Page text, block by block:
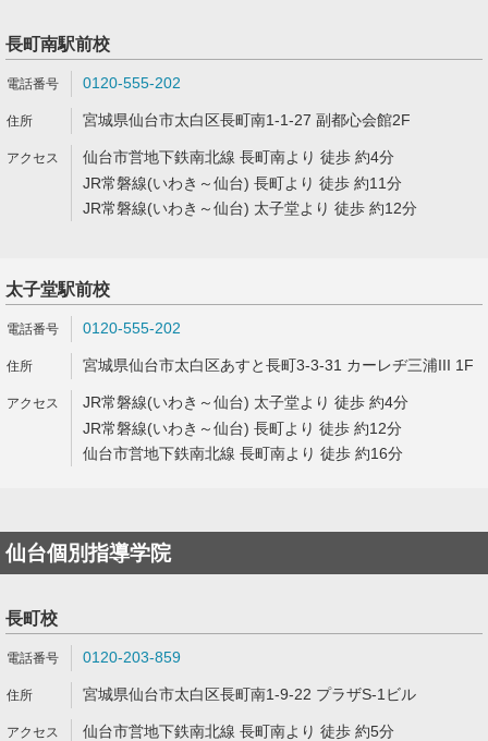
長町南駅前校
0120-555-202
宮城県仙台市太白区長町南1-1-27 副都心会館2F
仙台市営地下鉄南北線 長町南より 徒歩 約4分
JR常磐線(いわき～仙台) 長町より 徒歩 約11分
JR常磐線(いわき～仙台) 太子堂より 徒歩 約12分
太子堂駅前校
0120-555-202
宮城県仙台市太白区あすと長町3-3-31 カーレヂ三浦III 1F
JR常磐線(いわき～仙台) 太子堂より 徒歩 約4分
JR常磐線(いわき～仙台) 長町より 徒歩 約12分
仙台市営地下鉄南北線 長町南より 徒歩 約16分
仙台個別指導学院
長町校
0120-203-859
宮城県仙台市太白区長町南1-9-22 プラザS-1ビル
仙台市営地下鉄南北線 長町南より 徒歩 約5分